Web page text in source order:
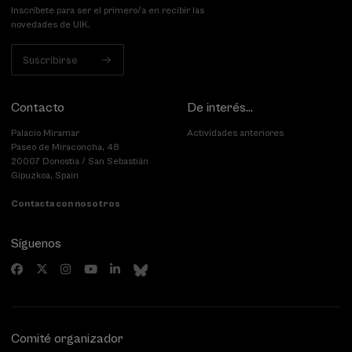
Inscríbete para ser el primero/a en recibir las
novedades de UIK.
Suscribirse
Contacto
Palacio Miramar
Paseo de Miraconcha, 48
20007 Donostia / San Sebastián
Gipuzkoa, Spain
Contacta con nosotros
De interés...
Actividades anteriores
Síguenos
Comité organizador